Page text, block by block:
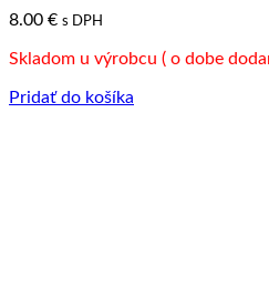
8.00 € s DPH
Skladom u výrobcu ( o dobe
Pridať do košíka